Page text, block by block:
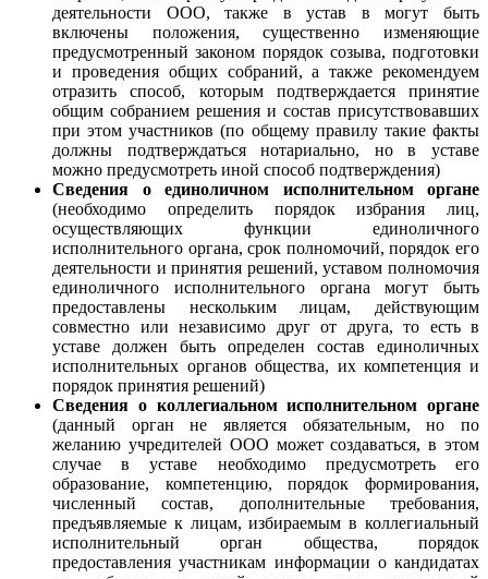
деятельности ООО, также в устав в могут быть
включены положения, существенно изменяющие
предусмотренный законом порядок созыва, подготовки
и проведения общих собраний, а также рекомендуем
отразить способ, которым подтверждается принятие
общим собранием решения и состав присутствовавших
при этом участников (по общему правилу такие факты
должны подтверждаться нотариально, но в уставе
можно предусмотреть иной способ подтверждения)
Сведения о единоличном исполнительном органе
(необходимо определить порядок избрания лиц,
осуществляющих функции единоличного
исполнительного органа, срок полномочий, порядок его
деятельности и принятия решений, уставом полномочия
единоличного исполнительного органа могут быть
предоставлены нескольким лицам, действующим
совместно или независимо друг от друга, то есть в
уставе должен быть определен состав единоличных
исполнительных органов общества, их компетенция и
порядок принятия решений)
Сведения о коллегиальном исполнительном органе
(данный орган не является обязательным, но по
желанию учредителей ООО может создаваться, в этом
случае в уставе необходимо предусмотреть его
образование, компетенцию, порядок формирования,
численный состав, дополнительные требования,
предъявляемые к лицам, избираемым в коллегиальный
исполнительный орган общества, порядок
предоставления участникам информации о кандидатах